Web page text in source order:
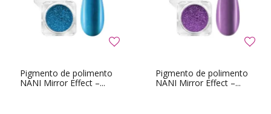
Pigmento de polimento
NANI Mirror Effect –...
Pigmento de polimento
NANI Mirror Effect –...